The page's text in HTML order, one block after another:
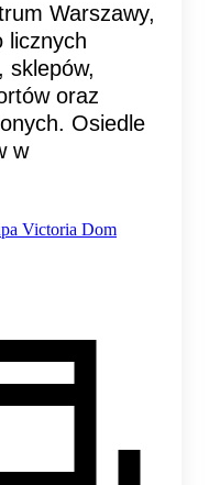
Warszawy,
licznych
sklepów,
oraz
Osiedle
w
Victoria Dom